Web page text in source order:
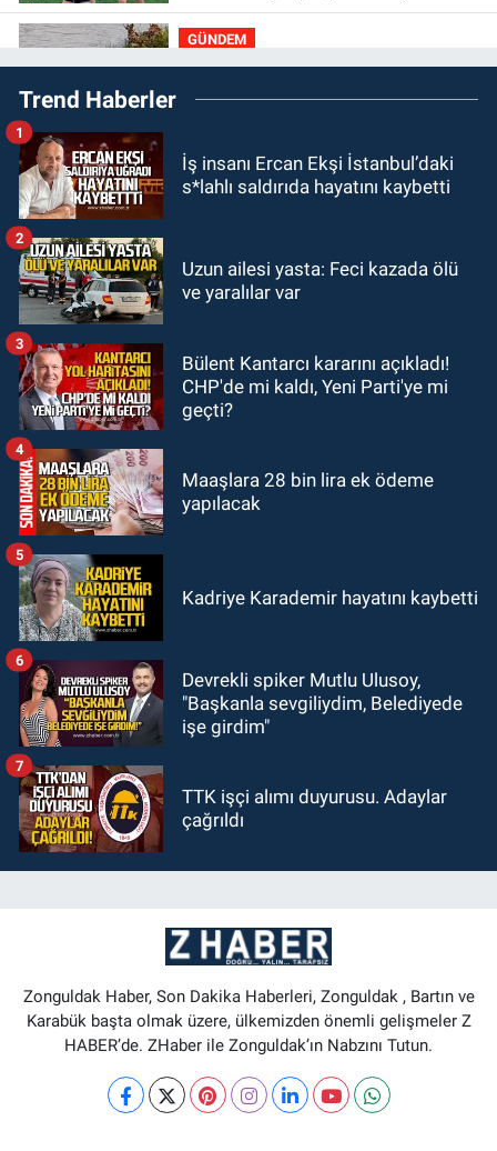
rakipler...
GÜNDEM
19:27Çaycuma ırmağında görüldü:
Görenler şaşkınlık yaşadı
19:12
18:52Zonguldak'ta pitbul köpek
GÜNDEM
18:44Zonguldak'ta araç yayaya
çarptı: Ağır yaralanan yaya tedavi
Trend Haberler
İş insanı Ercan Ekşi İstanbul’daki
s*lahlı saldırıda hayatını kaybetti
1
Uzun ailesi yasta: Feci kazada ölü
ve yaralılar var
2
Bülent Kantarcı kararını açıkladı!
CHP'de mi kaldı, Yeni Parti'ye mi
geçti?
3
Maaşlara 28 bin lira ek ödeme
yapılacak
4
Kadriye Karademir hayatını kaybetti
5
Devrekli spiker Mutlu Ulusoy,
"Başkanla sevgiliydim, Belediyede
işe girdim"
6
TTK işçi alımı duyurusu. Adaylar
çağrıldı
7
Zonguldak Haber, Son Dakika Haberleri, Zonguldak , Bartın ve
Karabük başta olmak üzere, ülkemizden önemli gelişmeler Z
HABER’de. ZHaber ile Zonguldak’ın Nabzını Tutun.